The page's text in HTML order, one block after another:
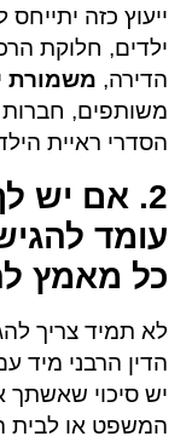
ייעוץ כזה
ילדים, חלוקת
הדירה, משמורת
משותפים,
הסדרי ראיית
2. אם יש
עומד
כל מאמץ
לא תמיד צריך
הדין הרבני מיד
יש סיכוי שאשתך
המשפט או לבית